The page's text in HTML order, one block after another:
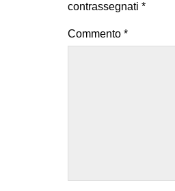
contrassegnati *
Commento *